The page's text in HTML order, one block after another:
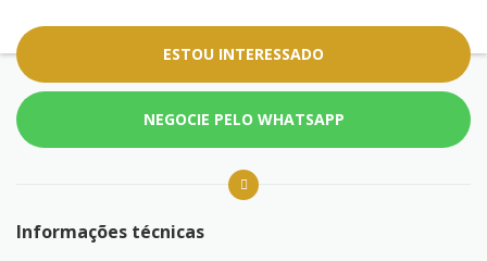
ESTOU INTERESSADO
NEGOCIE PELO WHATSAPP
Informações técnicas